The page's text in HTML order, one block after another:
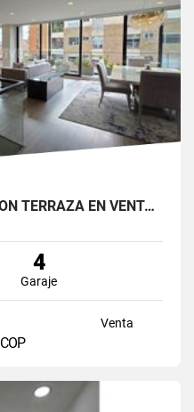
APARTAMENTO DÚPLEX CON TERRAZA EN VENTA BELLA SUIZA USAQUÉN BOGOTÁ
4
Garaje
Venta
COP